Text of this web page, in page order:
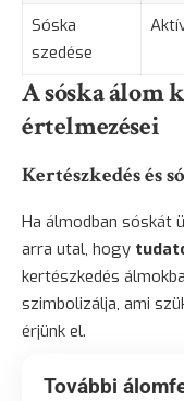
Sóska
szedése
A sóska álom
értelmezései
Kertészkedés és
Ha álmodban sóskát
arra utal, hogy
kertészkedés
szimbolizálja, ami
érjünk el.
További